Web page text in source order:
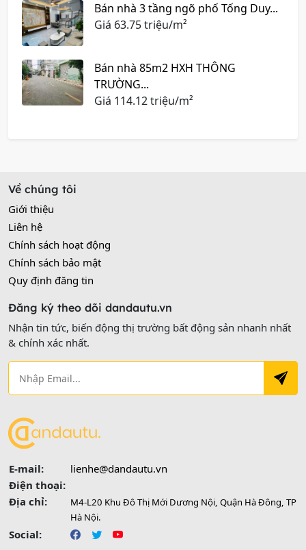
Bán nhà 3 tầng ngõ phố Tống Duy...
Giá 63.75 triệu/m²
Bán nhà 85m2 HXH THÔNG
TRƯỜNG...
Giá 114.12 triệu/m²
Về chúng tôi
Giới thiệu
Liên hệ
Chính sách hoạt động
Chính sách bảo mật
Quy định đăng tin
Đăng ký theo dõi dandautu.vn
Nhận tin tức, biến động thị trường bất động sản nhanh nhất
& chính xác nhất.
E-mail:
lienhe@dandautu.vn
Điện thoại:
Địa chỉ:
M4-L20 Khu Đô Thị Mới Dương Nội, Quận Hà Đông, TP
Hà Nội.
Social: